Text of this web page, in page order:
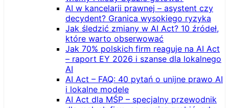
AI w kancelarii prawnej – asystent czy
decydent? Granica wysokiego ryzyka
Jak śledzić zmiany w AI Act? 10 źródeł,
które warto obserwować
Jak 70% polskich firm reaguje na AI Act
– raport EY 2026 i szanse dla lokalnego
AI
AI Act – FAQ: 40 pytań o unijne prawo AI
i lokalne modele
AI Act dla MŚP – specjalny przewodnik